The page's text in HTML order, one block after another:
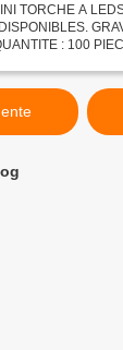
TORCHE A
: 100